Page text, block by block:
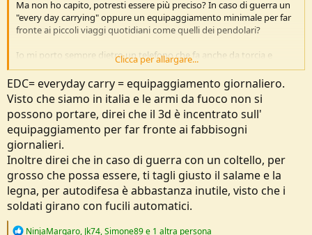
Ma non ho capito, potresti essere più preciso? In caso di guerra un
"every day carrying" oppure un equipaggiamento minimale per far
fronte ai piccoli viaggi quotidiani come quelli dei pendolari?
Io mi porto sempre dietro un telefono che fa anche da torcia e
quando sono in bici anche una pompetta e un paio di chiavi inglesi
e un poncho.
Inoltre quando ero in montagna mi portavo sempre una giacca
appena più pesante del necessario, abitudine che ho conservato
portandomi sempre dietro una grande sciarpa.
Abito in una zona pianeggiante e temperata dove in dieci chilometri
si raggiunge tutto e le strade sono buone, la gente è cordiale. Forse
per questo non sento il bisogno di un edc particolarmente raffinato.
Se dovesse scoppiare una guerra mentre sono fuori casa non credo
che un coltellino svizzero mi salverebbe la vita. Semmai dovrei
Clicca per allargare...
EDC= everyday carry = equipaggiamento giornaliero.
Visto che siamo in italia e le armi da fuoco non si
possono portare, direi che il 3d è incentrato sull'
equipaggiamento per far fronte ai fabbisogni
giornalieri.
Inoltre direi che in caso di guerra con un coltello, per
grosso che possa essere, ti tagli giusto il salame e la
legna, per autodifesa è abbastanza inutile, visto che i
soldati girano con fucili automatici.
R
NinjaMargaro, Jk74,Simone89e 1 altra persona